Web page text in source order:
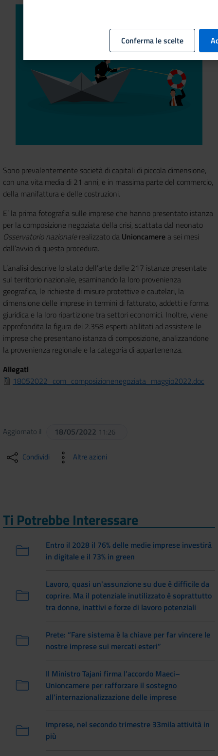
Sono prevalentemente società di capitali di piccola dimensione,
con una vita media di 21 anni, e in massima parte del commercio,
della manifattura e delle costruzioni.
E’ la prima fotografia sulle imprese che hanno presentato istanza
per la composizione negoziata della crisi, scattata dal neonato
Osservatorio nazionalerealizzato da Unioncamere a sei mesi
dall’avvio di questa procedura.
L’analisi descrive lo stato dell’arte delle 217 istanze presentate
sul territorio nazionale, esaminando la loro provenienza
geografica, le richieste di misure protettive e cautelari, la
dimensione delle imprese in termini di fatturato, addetti e forma
giuridica e la loro ripartizione tra settori economici. Inoltre, viene
approfondita la figura dei 2.358 esperti abilitati ad assistere le
imprese che presentano istanza di composizione, analizzandone
la provenienza regionale e la categoria di appartenenza.
Allegati
18052022_com_composizionenegoziata_maggio2022.doc
Aggiornato il 18/05/2022 11:26
Condividi Altre azioni
Ti Potrebbe Interessare
Entro il 2028 il 76% delle medie imprese investirà
in digitale e il 73% in green
Lavoro, quasi un'assunzione su due è difficile da
coprire. Ma il potenziale inutilizzato è soprattutto
tra donne, inattivi e forze di lavoro potenziali
Prete: “Fare sistema è la chiave per far vincere le
nostre imprese sui mercati esteri”
Il Ministro Tajani firma l’accordo Maeci–
Unioncamere per rafforzare il sostegno
all’internazionalizzazione delle imprese
Imprese, nel secondo trimestre 33mila attività in
più
Conferma le scelte